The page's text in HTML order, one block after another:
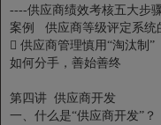
----供应商绩效考核五大步
案例 供应商等级评定系统
 供应商管理慎用“淘汰制”
如何分手，善始善终
第四讲 供应商开发
一、什么是“供应商开发”？